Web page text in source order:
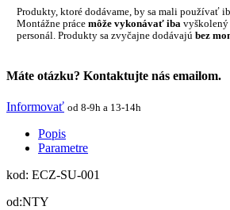
Produkty, ktoré dodávame, by sa mali používať
Montážne práce môže vykonávať iba
personál. Produkty sa zvyčajne dodávajú bez
Máte otázku? Kontaktujte nás emailom.
Informovať od 8-9h a 13-14h
Popis
Parametre
kod: ECZ-SU-001
od:NTY